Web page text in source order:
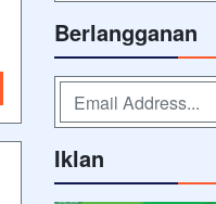
Berlangganan
Iklan